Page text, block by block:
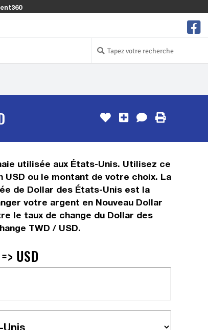
utilisée aux États-Unis. Utilisez ce
USD ou le montant de votre choix. La
de Dollar des États-Unis est la
votre argent en Nouveau Dollar
le taux de change du Dollar des
TWD / USD.
USD